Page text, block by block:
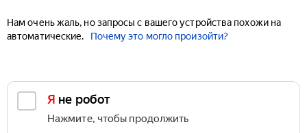
Нам очень жаль, но запросы с вашего устройства похожи на
автоматические.
Почему это могло произойти?
Я не робот
Нажмите, чтобы продолжить